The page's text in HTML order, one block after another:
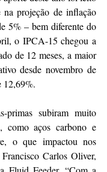
projeção de inflação
5% – bem diferente do
o IPCA-15 chegou a
de 12 meses, a maior
desde novembro de
12,69%.
primas subiram muito
como aços carbono e
o que impactou nos
Carlos Oliver,